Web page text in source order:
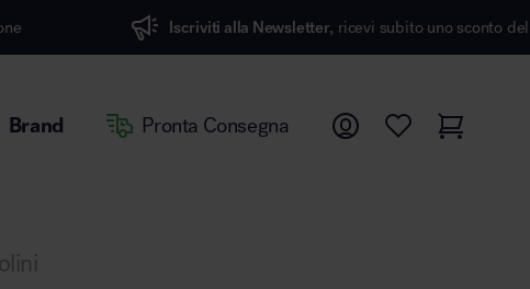
Iscriviti alla Newsletter, ricevi subito uno sconto del 7%
Brand Pronta Consegna